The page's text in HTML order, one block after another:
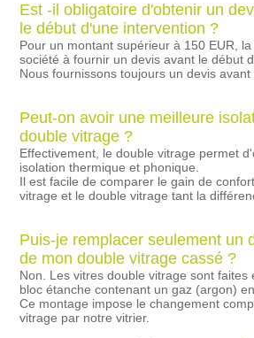
Est -il obligatoire d'obtenir un
le début d'une intervention ?
Pour un montant supérieur à 150 EUR,
société à fournir un devis avant le début
Nous fournissons toujours un devis avant
Peut-on avoir une meilleure
double vitrage ?
Effectivement, le double vitrage permet
isolation thermique et phonique.
Il est facile de comparer le gain de
vitrage et le double vitrage tant la
Puis-je remplacer seulement un
de mon double vitrage cassé ?
Non. Les vitres double vitrage sont faites
bloc étanche contenant un gaz (argon)
Ce montage impose le changement
vitrage par notre vitrier.